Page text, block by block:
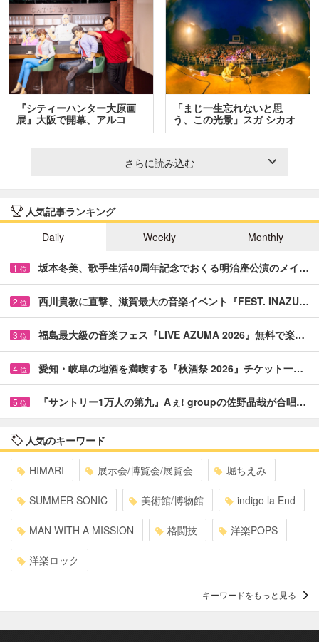
『シティーハンター大原画
展』大阪で開幕、アルコ
＆…
「まじ一生忘れないと思
う、この光景」スガ シカオ
と…
さらに読み込む
人気記事ランキング
Daily
Weekly Monthly
1 位 坂本冬美、歌手生活40周年記念でおくる明治座公演のメイ…
2 位 西川貴教に直撃、滋賀最大の音楽イベント『FEST. INAZU…
3 位 福島最大級の音楽フェス『LIVE AZUMA 2026』無料で楽…
4 位 愛知・岐阜の地酒を満喫する『秋酒祭 2026』チケット一…
5 位 『サントリー1万人の第九』Aぇ! groupの佐野晶哉が合唱…
人気のキーワード
HIMARI 展示会/博覧会/展覧会 堀ちえみ
SUMMER SONIC 美術館/博物館 indigo la End
MAN WITH A MISSION 格闘技 洋楽POPS
洋楽ロック
キーワードをもっと見る